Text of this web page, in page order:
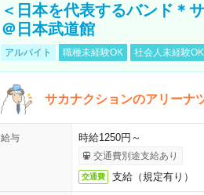
＜日本を代表するバンド＊
＠日本武道館
アルバイト 職種未経験OK 社会人未経験OK
サカナクションのアリーナ
給与 時給1250円～
交通費別途支給あり
交通費 支給（規定有り）